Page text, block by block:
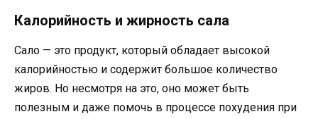
Калорийность и жирность сала
Сало — это продукт, который обладает высокой
калорийностью и содержит большое количество
жиров. Но несмотря на это, оно может быть
полезным и даже помочь в процессе похудения при